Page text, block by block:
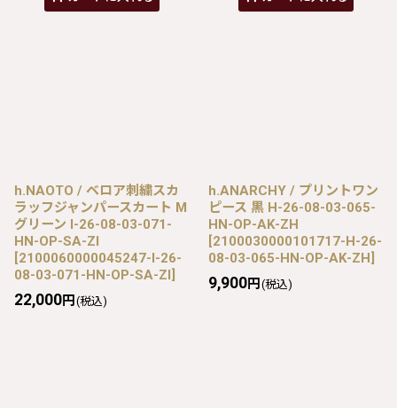
h.NAOTO / ベロア刺繍スカ
ラッフジャンパースカート M
グリーン I-26-08-03-071-
HN-OP-SA-ZI
[2100060000045247-I-26-
08-03-071-HN-OP-SA-ZI]
22,000円 (税込)
h.ANARCHY / プリントワン
ピース 黒 H-26-08-03-065-
HN-OP-AK-ZH
[2100030000101717-H-26-
08-03-065-HN-OP-AK-ZH]
9,900円 (税込)